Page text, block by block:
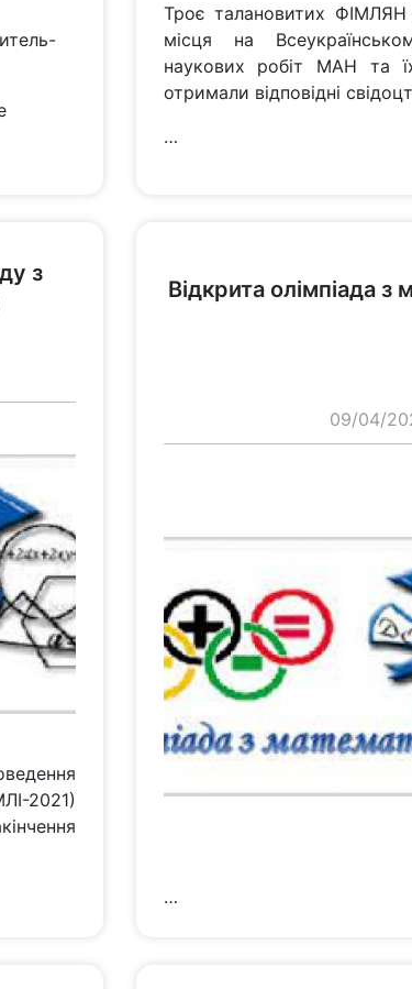
Троє талановитих ФІМЛЯН
місця на
наукових робіт МАН та
отримали відповідні
…
з
2021)
Відкрита олімпіада з
09/04/
…